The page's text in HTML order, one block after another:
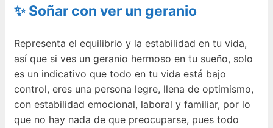
✨ Soñar con ver un geranio
Representa el equilibrio y la estabilidad en tu vida,
así que si ves un geranio hermoso en tu sueño, solo
es un indicativo que todo en tu vida está bajo
control, eres una persona legre, llena de optimismo,
con estabilidad emocional, laboral y familiar, por lo
que no hay nada de que preocuparse, pues todo